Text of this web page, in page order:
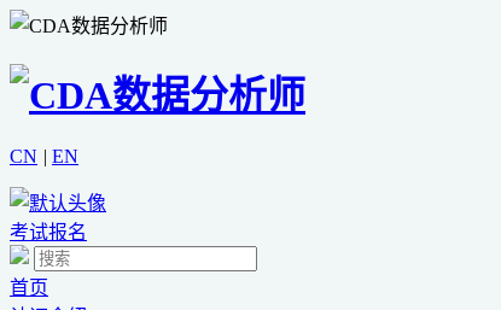
CN | EN
考试报名
首页